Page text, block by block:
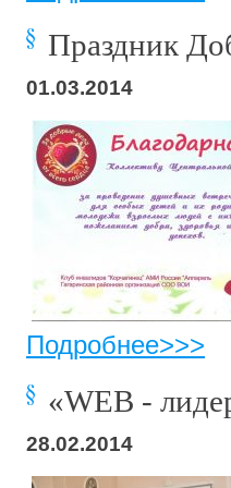
Праздник
01.03.2014
Подробнее>>>
«WEB -
28.02.2014